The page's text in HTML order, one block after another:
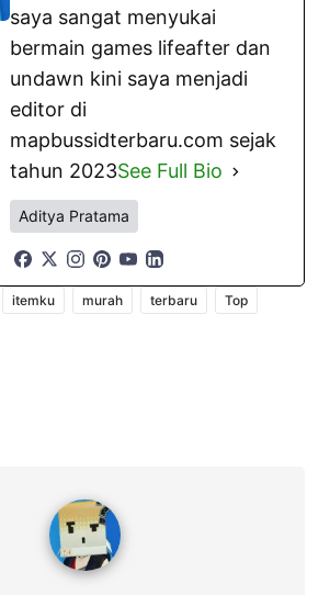
saya sangat menyukai
bermain games lifeafter dan
undawn kini saya menjadi
editor di
mapbussidterbaru.com sejak
tahun 2023See Full Bio
Aditya Pratama
itemku murah terbaru Top